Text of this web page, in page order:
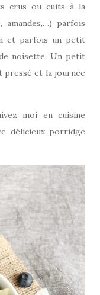
crus ou cuits à la
amandes,…) parfois
et parfois un petit
noisette. Un petit
pressé et la journée
moi en cuisine
délicieux porridge